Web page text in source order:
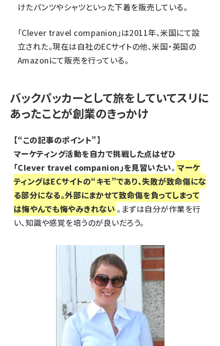
けたパンツやシャツといった下着を販売している。
「Clever travel companion」は2011年、米国にて設
立された。現在は自社のECサイトの他、米国・英国の
Amazonにて販売を行っている。
バックパッカーとして旅をしていてスリに
あったことが創業のきっかけ
【“この記事のポイント”】
マーケティング活動を自力で挑戦した点はぜひ
「Clever travel companion」を見習いたい。 マーケ
ティングはECサイトの“キモ”であり、失敗が致命傷にな
る部分になる。外部にまかせて致命傷を負ってしまって
は悔やんでも悔やみきれない 。まずは自分が作業を行
い、知識や感覚を培うのが良いだろう。